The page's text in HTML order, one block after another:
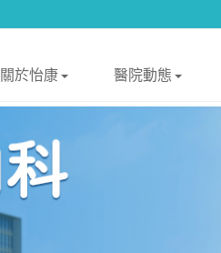
關於怡康 醫院動態